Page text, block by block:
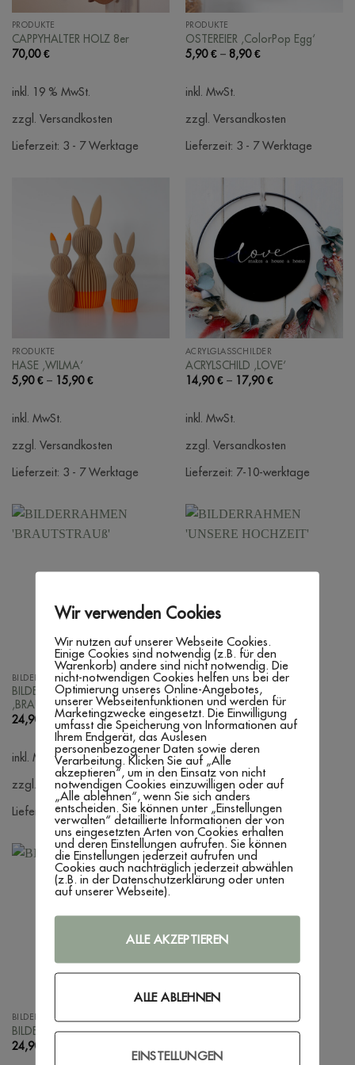
PRODUKTE
CAPPYHALTER HOLZ 8er
70,00€
inkl. 19 % MwSt.
zzgl. Versandkosten
Lieferzeit: 3 - 7 Werktage
PRODUKTE
OSTEREIER ‚ColorPop Egg‘
5,90€– 8,90€
inkl. MwSt.
zzgl. Versandkosten
Lieferzeit: 3 - 7 Werktage
PRODUKTE
HASE ‚WILMA‘
5,90€– 15,90€
inkl. MwSt.
zzgl. Versandkosten
Lieferzeit: 3 - 7 Werktage
ACRYLGLASSCHILDER
ACRYLSCHILD ‚LOVE‘
14,90€– 17,90€
inkl. MwSt.
zzgl. Versandkosten
Lieferzeit: 7-10-werktage
BILDERRAHMEN
BILDERRAHMEN
‚BRAUTSTRAUß‘
24,90
–29,90€
inkl. MwSt.
zzgl. Versandkosten
Lieferzeit:3 - 7 Werktage
BILDERRAHMEN
BILDERRAHMEN ‚UNSERE
HOCHZEIT‘
24,90€–29,90€
inkl. MwSt.
zzgl. Versandkosten
Lieferzeit:3 - 7 Werktage
BILDERRAHMEN
BILDERRAHMEN ‚PAPA‘
24,90
BILDERRAHMEN ‚TANTE‘
Wir verwenden Cookies
Wir nutzen auf unserer Webseite Cookies.
Einige Cookies sind notwendig (z.B. für den
Warenkorb) andere sind nicht notwendig. Die
nicht-notwendigen Cookies helfen uns bei der
Optimierung unseres Online-Angebotes,
unserer Webseitenfunktionen und werden für
Marketingzwecke eingesetzt. Die Einwilligung
umfasst die Speicherung von Informationen auf
Ihrem Endgerät, das Auslesen
personenbezogener Daten sowie deren
Verarbeitung. Klicken Sie auf „Alle
akzeptieren“, um in den Einsatz von nicht
notwendigen Cookies einzuwilligen oder auf
„Alle ablehnen“, wenn Sie sich anders
entscheiden. Sie können unter „Einstellungen
verwalten“ detaillierte Informationen der von
uns eingesetzten Arten von Cookies erhalten
und deren Einstellungen aufrufen. Sie können
die Einstellungen jederzeit aufrufen und
Cookies auch nachträglich jederzeit abwählen
(z.B. in der Datenschutzerklärung oder unten
auf unserer Webseite).
ALLE AKZEPTIEREN
ALLE ABLEHNEN
EINSTELLUNGEN